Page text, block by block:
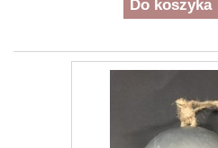
Do koszyka